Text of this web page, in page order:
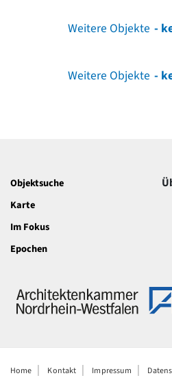
Weitere Objekte -
Weitere Objekte -
Objektsuche
Karte
Im Fokus
Epochen
Home Kontakt Impressum